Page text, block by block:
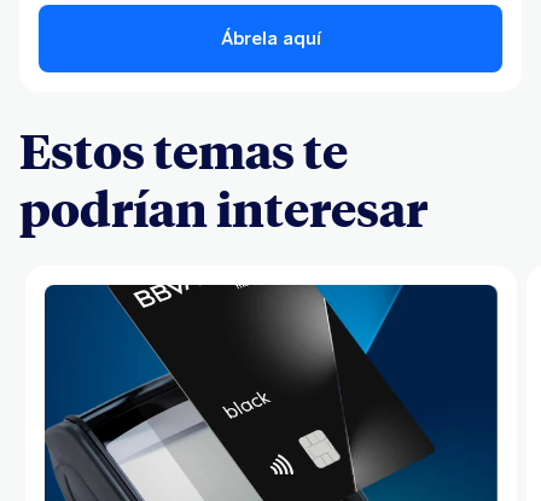
Ábrela aquí
Estos temas te
podrían interesar